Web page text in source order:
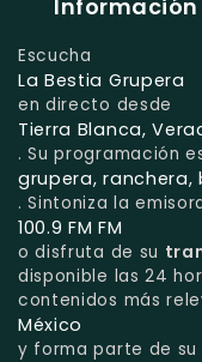
Información
Escucha
La Bestia Grupera
en directo desde
Tierra Blanca,
. Su programación
grupera,
. Sintoniza la
100.9 FM FM
o disfruta de su
disponible las 24
contenidos más
México
y forma parte de su